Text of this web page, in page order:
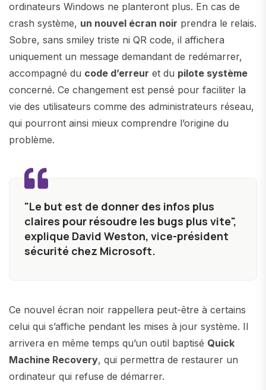
ordinateurs Windows ne planteront plus. En cas de
crash système, un nouvel écran noir prendra le relais.
Sobre, sans smiley triste ni QR code, il affichera
uniquement un message demandant de redémarrer,
accompagné du code d’erreur et du pilote système
concerné. Ce changement est pensé pour faciliter la
vie des utilisateurs comme des administrateurs réseau,
qui pourront ainsi mieux comprendre l’origine du
problème.
"Le but est de donner des infos plus
claires pour résoudre les bugs plus vite",
explique David Weston, vice-président
sécurité chez Microsoft.
Ce nouvel écran noir rappellera peut-être à certains
celui qui s’affiche pendant les mises à jour système. Il
arrivera en même temps qu’un outil baptisé Quick
Machine Recovery, qui permettra de restaurer un
ordinateur qui refuse de démarrer.